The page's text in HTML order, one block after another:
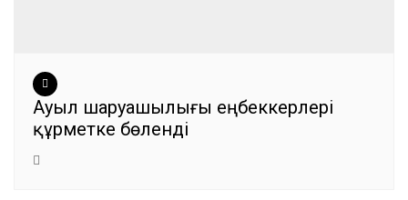
Ауыл шаруашылығы еңбеккерлері
құрметке бөленді